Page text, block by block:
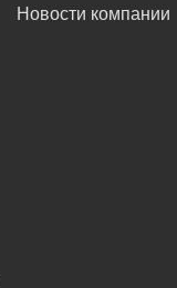
Новости компании